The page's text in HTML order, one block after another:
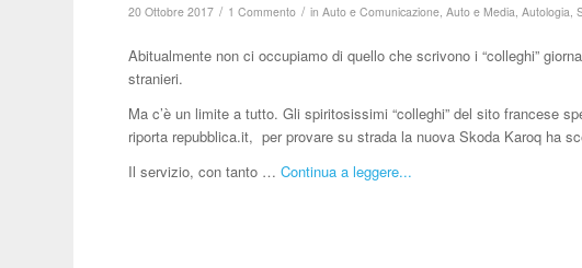
20 Ottobre 2017 / 1 Commento / inAuto e Comunicazione,Auto e Media,Autologia,
Abitualmente non ci occupiamo di quello che scrivono i “colleghi”
stranieri.
Ma c’è un limite a tutto. Gli spiritosissimi “colleghi” del sito francese
riporta repubblica.it, per provare su strada la nuova Skoda Karoq ha
Il servizio, con tanto …Continua a leggere...